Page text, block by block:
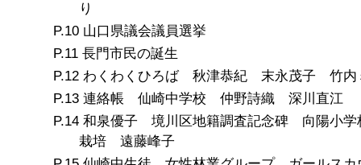
り
山口県議会議員選挙
長門市民の誕生
わくわくひろば 秋津恭紀 末永茂子 竹内
連絡帳 仙崎中学校 仲野詩織 深川直江
和泉優子 境川区地籍調査記念碑 向陽小学
栽培 遠藤峰子